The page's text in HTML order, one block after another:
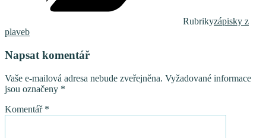
Rubrikyzápisky z
plaveb
Napsat komentář
Vaše e-mailová adresa nebude zveřejněna. Vyžadované informace
jsou označeny *
Komentář *